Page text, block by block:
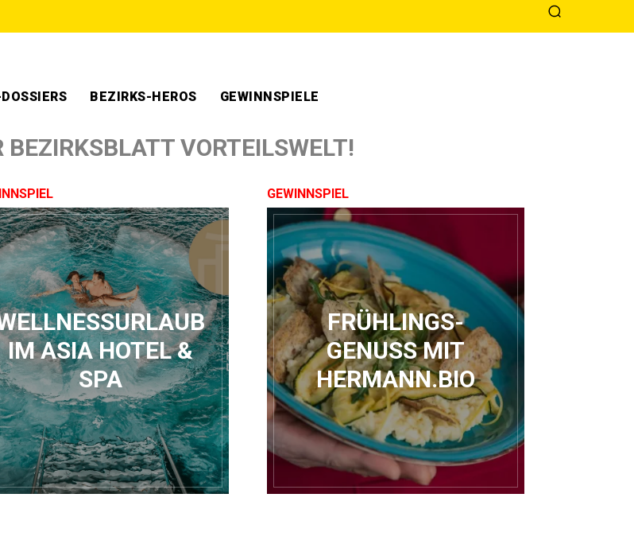
BEZIRKS-HEROS GEWINNSPIELE
BEZIRKSBLATT VORTEILSWELT!
IM ASIA HOTEL &
SPA
GEWINNSPIEL
FRÜHLINGS-
GENUSS MIT
HERMANN.BIO